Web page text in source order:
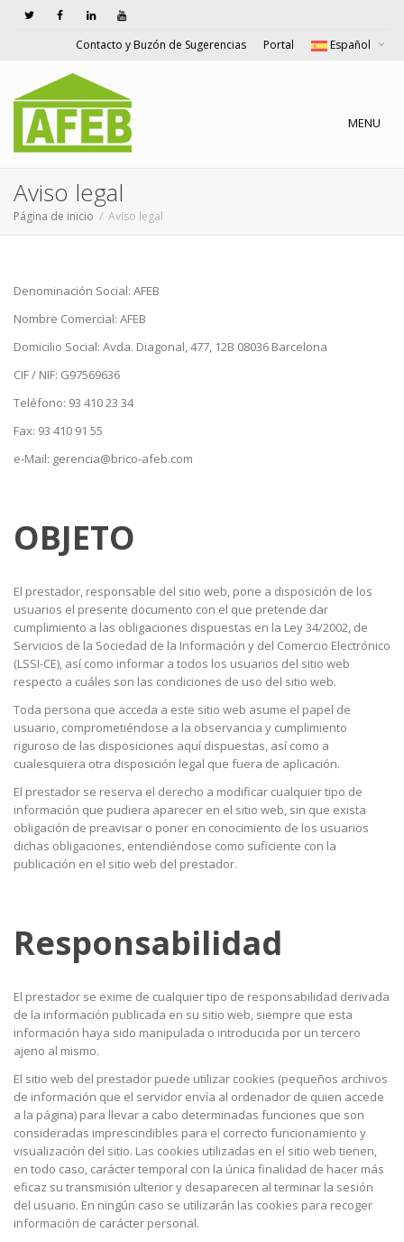
Contacto y Buzón de Sugerencias Portal Español
Cambiar
MENU
Aviso legal
Página de inicio Aviso legal
Denominación Social: AFEB
Nombre Comercial: AFEB
Domicilio Social: Avda. Diagonal, 477, 12B 08036 Barcelona
CIF / NIF: G97569636
Teléfono: 93 410 23 34
Fax: 93 410 91 55
e-Mail: gerencia@brico-afeb.com
OBJETO
El prestador, responsable del sitio web, pone a disposición de los
usuarios el presente documento con el que pretende dar
cumplimiento a las obligaciones dispuestas en la Ley 34/2002, de
Servicios de la Sociedad de la Información y del Comercio Electrónico
(LSSI-CE), así como informar a todos los usuarios del sitio web
respecto a cuáles son las condiciones de uso del sitio web.
Toda persona que acceda a este sitio web asume el papel de
usuario, comprometiéndose a la observancia y cumplimiento
riguroso de las disposiciones aquí dispuestas, así como a
cualesquiera otra disposición legal que fuera de aplicación.
El prestador se reserva el derecho a modificar cualquier tipo de
información que pudiera aparecer en el sitio web, sin que exista
obligación de preavisar o poner en conocimiento de los usuarios
dichas obligaciones, entendiéndose como suficiente con la
publicación en el sitio web del prestador.
Responsabilidad
El prestador se exime de cualquier tipo de responsabilidad derivada
de la información publicada en su sitio web, siempre que esta
información haya sido manipulada o introducida por un tercero
ajeno al mismo.
El sitio web del prestador puede utilizar cookies (pequeños archivos
de información que el servidor envía al ordenador de quien accede
a la página) para llevar a cabo determinadas funciones que son
consideradas imprescindibles para el correcto funcionamiento y
visualización del sitio. Las cookies utilizadas en el sitio web tienen,
en todo caso, carácter temporal con la única finalidad de hacer más
eficaz su transmisión ulterior y desaparecen al terminar la sesión
del usuario. En ningún caso se utilizarán las cookies para recoger
información de carácter personal.